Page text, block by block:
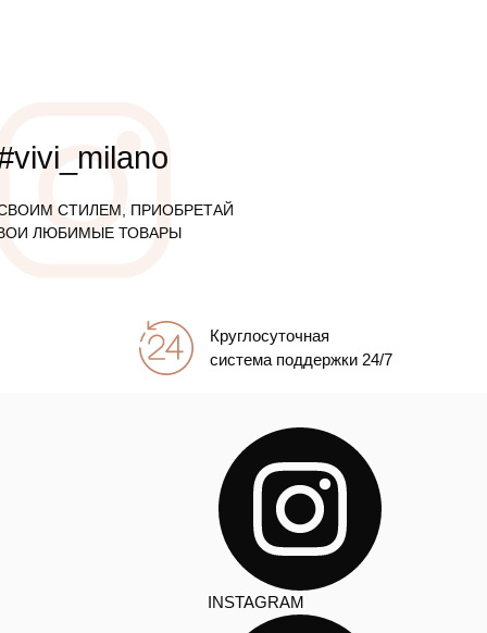
СТИЛЕМ, ПРИОБРЕТАЙ
ЛЮБИМЫЕ ТОВАРЫ
Круглосуточная
система поддержки 24/7
INSTAGRAM